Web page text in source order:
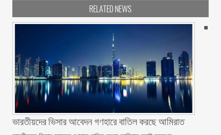
RELATED NEWS
ভারতীয়দের ভিসার আবেদন গণহারে বাতিল করছে আমিরাত